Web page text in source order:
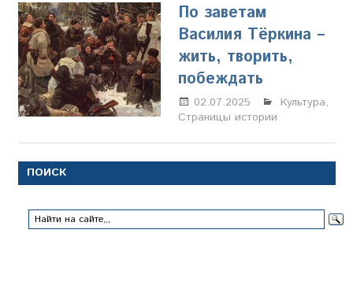
По заветам
Василия Тёркина –
жить, творить,
побеждать
02.07.2025
Марина
Щербакова
Культура,
Страницы истории
ПОИСК